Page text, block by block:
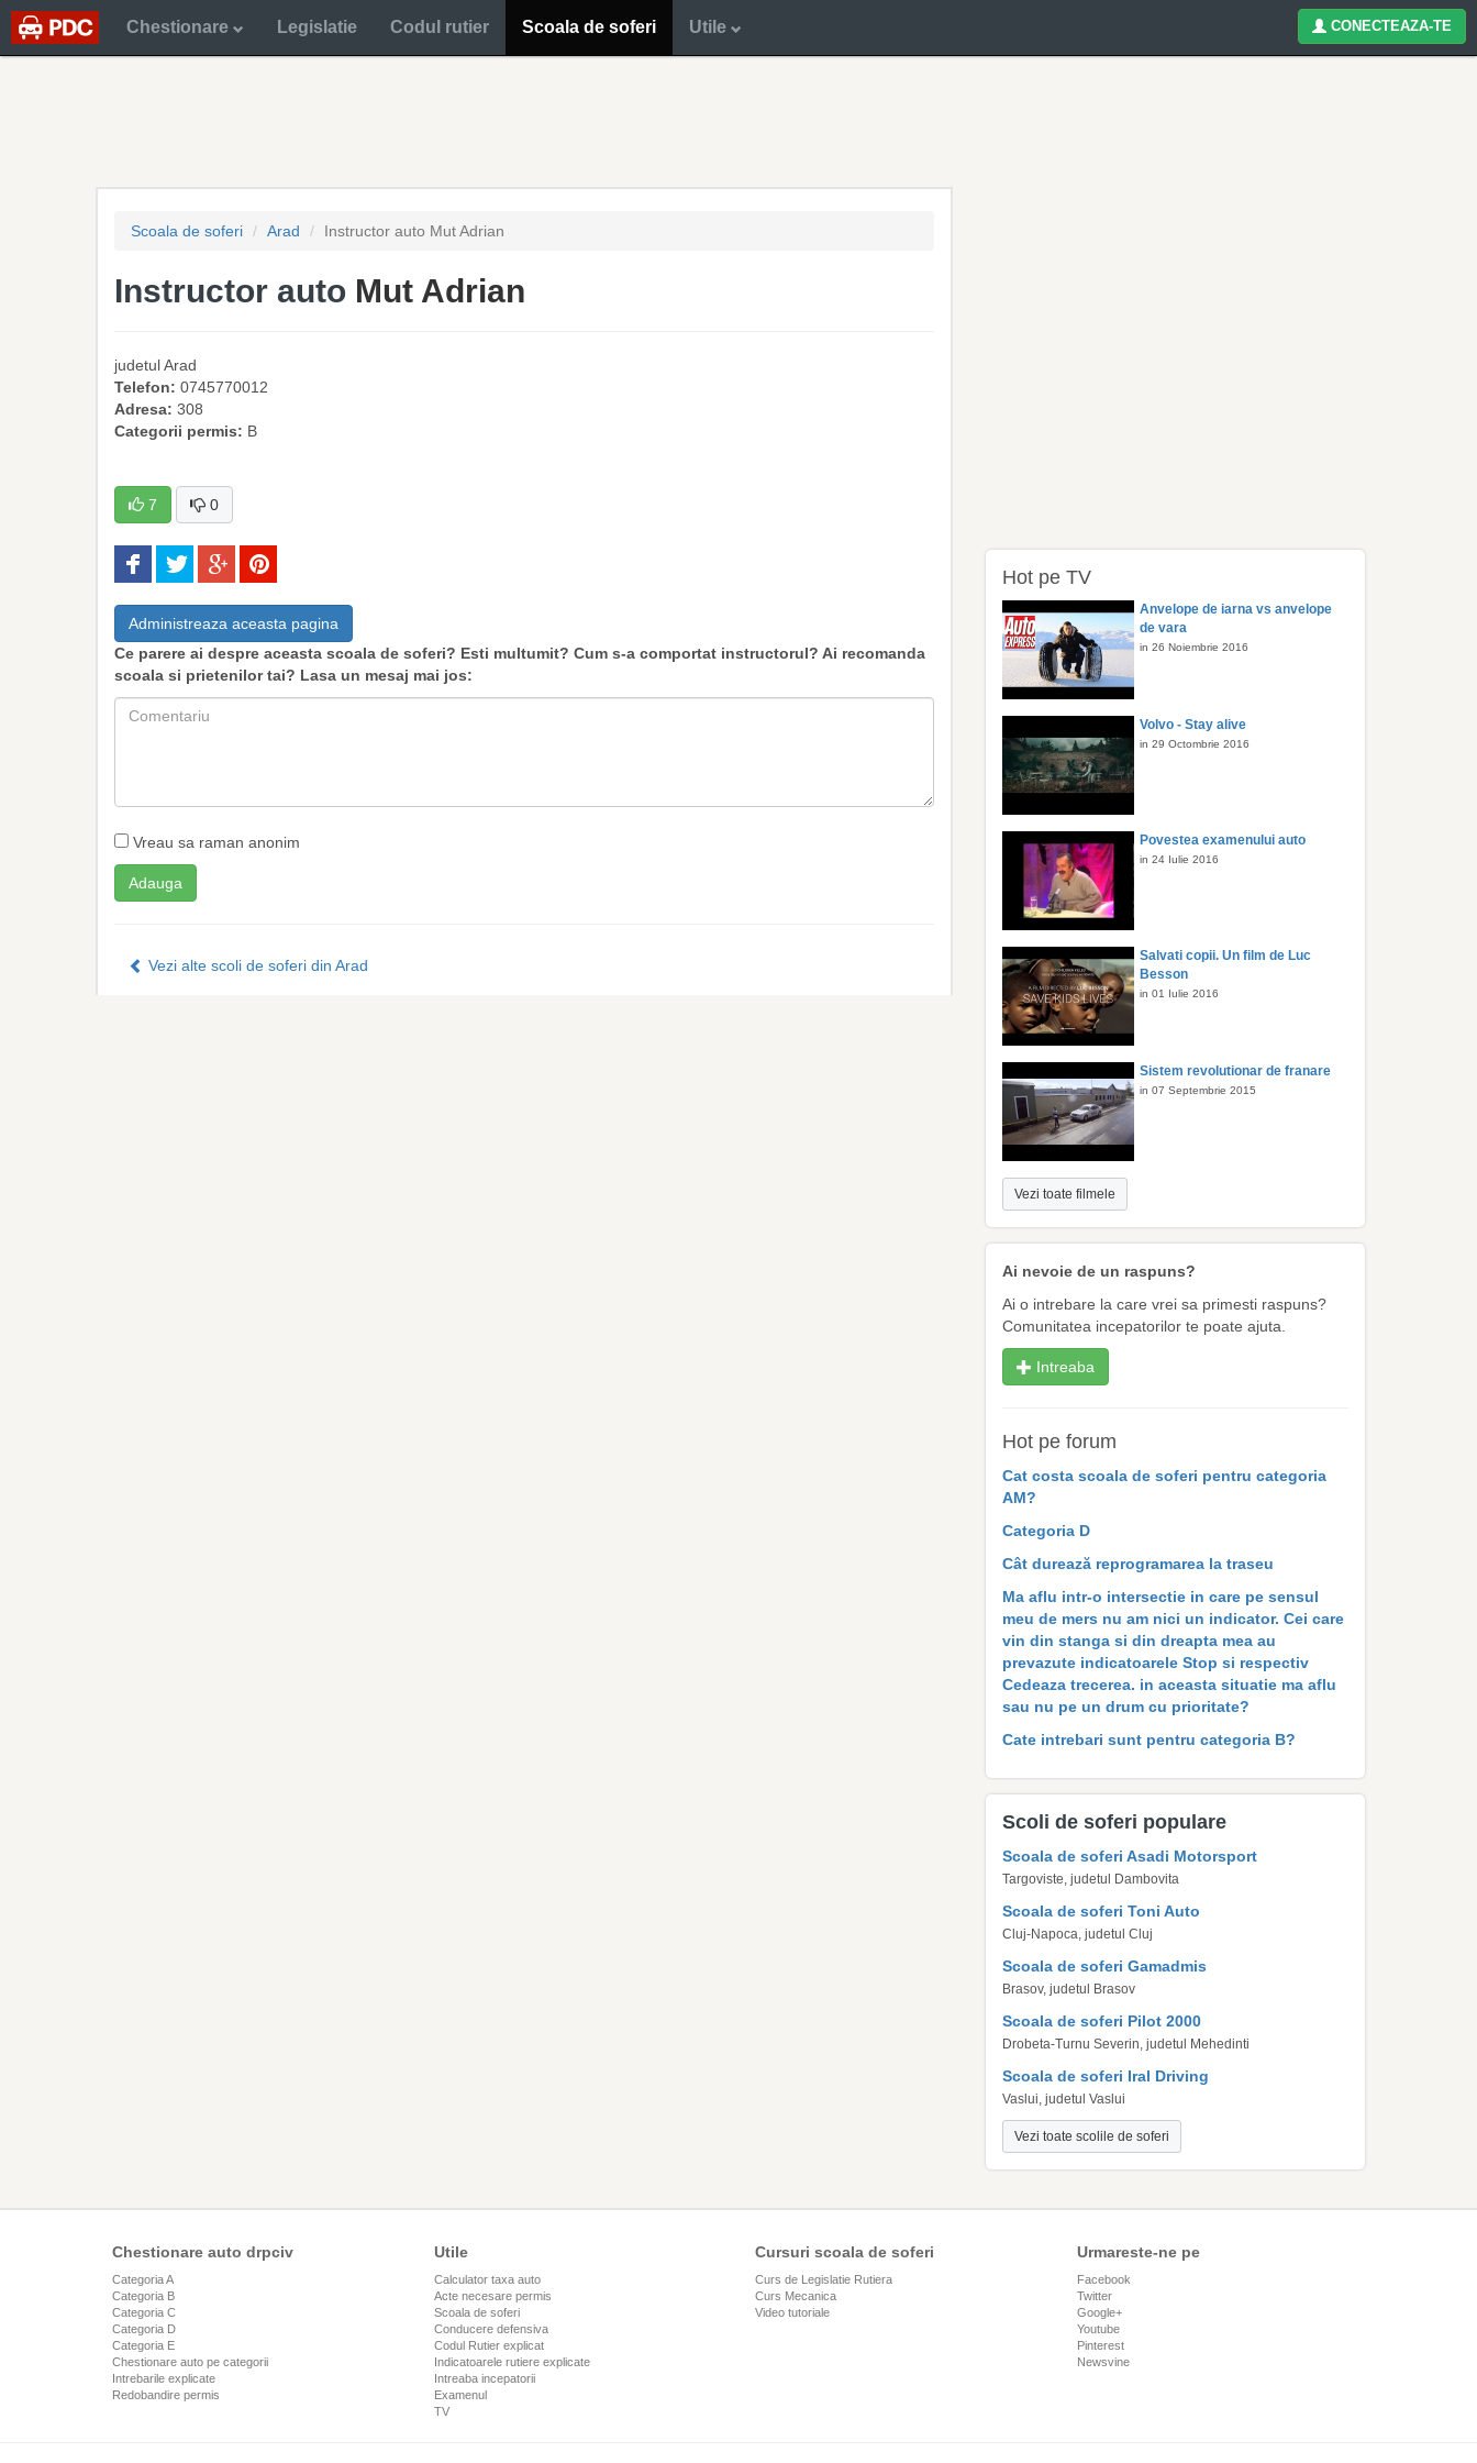
Chestionare Legislatie Codul rutier Scoala de soferi Utile CONECTEAZA-TE
Scoala de soferi Arad Instructor auto Mut Adrian
Instructor auto Mut Adrian
judetulArad
Telefon: 0745770012
Adresa: 308
Categorii permis: B
7 0
Administreaza aceasta pagina
Ce parere ai despre aceasta scoala de soferi? Esti multumit? Cum s-a comportat instructorul? Ai recomanda
scoala si prietenilor tai? Lasa un mesaj mai jos:
Vreau sa raman anonim
Vezi alte scoli de soferi din Arad
Hot pe TV
Anvelope de iarna vs anvelope
de vara
in 26 Noiembrie 2016
Volvo - Stay alive
in 29 Octombrie 2016
Povestea examenului auto
in 24 Iulie 2016
Salvati copii. Un film de Luc
Besson
in 01 Iulie 2016
Sistem revolutionar de franare
in 07 Septembrie 2015
Vezi toate filmele
Ai nevoie de un raspuns?
Ai o intrebare la care vrei sa primesti raspuns?
Comunitatea incepatorilor te poate ajuta.
Intreaba
Hot pe forum
Cat costa scoala de soferi pentru categoria
AM?
Categoria D
Cât durează reprogramarea la traseu
Ma aflu intr-o intersectie in care pe sensul
meu de mers nu am nici un indicator. Cei care
vin din stanga si din dreapta mea au
prevazute indicatoarele Stop si respectiv
Cedeaza trecerea. in aceasta situatie ma aflu
sau nu pe un drum cu prioritate?
Cate intrebari sunt pentru categoria B?
Scoli de soferi populare
Scoala de soferi Asadi Motorsport
Targoviste, judetul Dambovita
Scoala de soferi Toni Auto
Cluj-Napoca, judetul Cluj
Scoala de soferi Gamadmis
Brasov, judetul Brasov
Scoala de soferi Pilot 2000
Drobeta-Turnu Severin, judetul Mehedinti
Scoala de soferi Iral Driving
Vaslui, judetul Vaslui
Vezi toate scolile de soferi
Chestionare auto drpciv
Categoria A
Categoria B
Categoria C
Categoria D
Categoria E
Chestionare auto pe categorii
Intrebarile explicate
Redobandire permis
Utile
Calculator taxa auto
Acte necesare permis
Scoala de soferi
Conducere defensiva
Codul Rutier explicat
Indicatoarele rutiere explicate
Intreaba incepatorii
Examenul
TV
Cursuri scoala de soferi
Curs de Legislatie Rutiera
Curs Mecanica
Video tutoriale
Urmareste-ne pe
Facebook
Twitter
Google+
Youtube
Pinterest
Newsvine